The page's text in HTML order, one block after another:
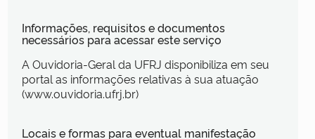
Informações, requisitos e documentos
necessários para acessar este serviço
A Ouvidoria-Geral da UFRJ disponibiliza em seu
portal as informações relativas à sua atuação
(www.ouvidoria.ufrj.br)
Locais e formas para eventual manifestação